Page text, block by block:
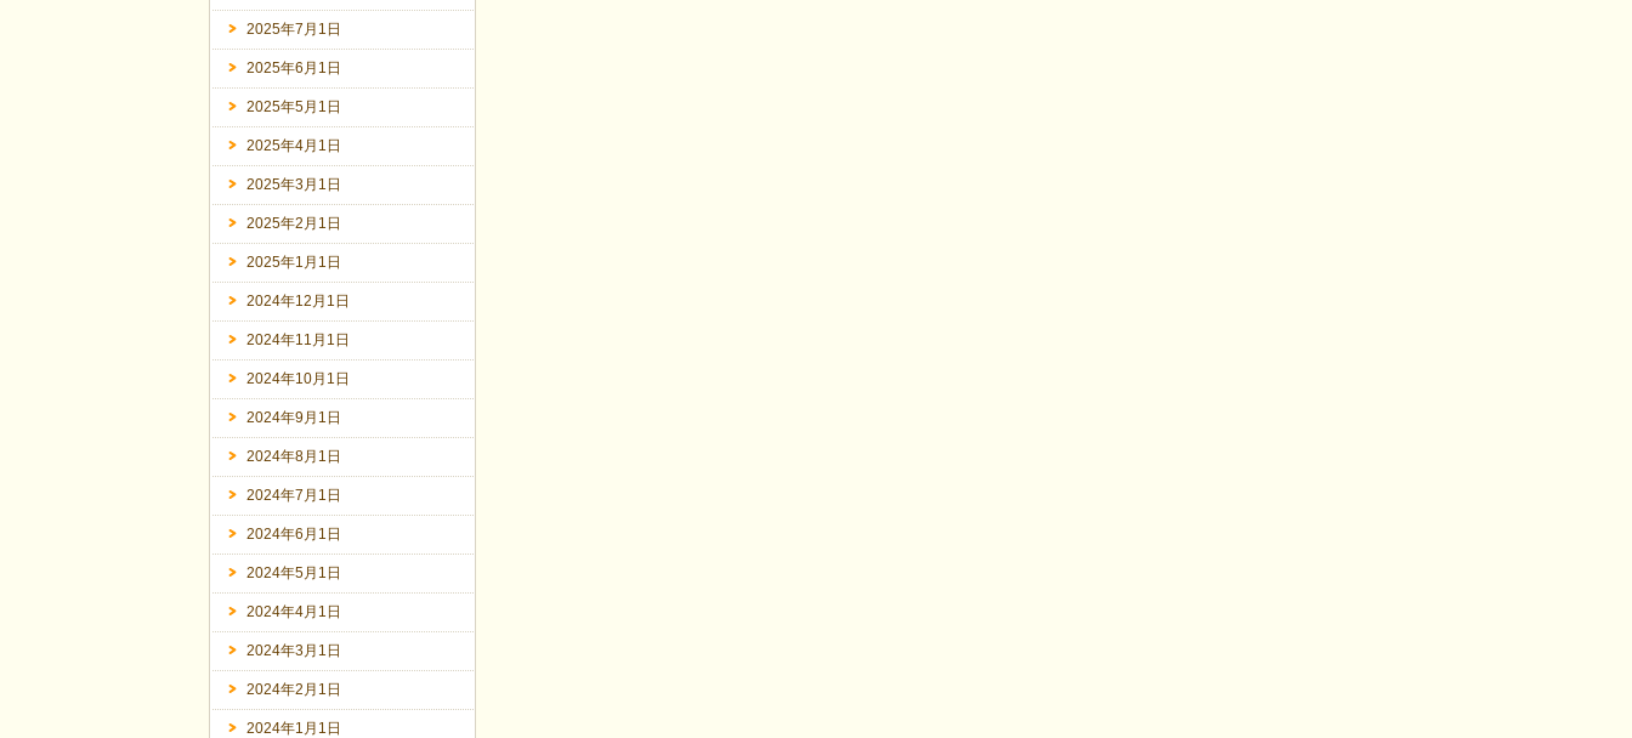
2025年7月1日
2025年6月1日
2025年5月1日
2025年4月1日
2025年3月1日
2025年2月1日
2025年1月1日
2024年12月1日
2024年11月1日
2024年10月1日
2024年9月1日
2024年8月1日
2024年7月1日
2024年6月1日
2024年5月1日
2024年4月1日
2024年3月1日
2024年2月1日
2024年1月1日